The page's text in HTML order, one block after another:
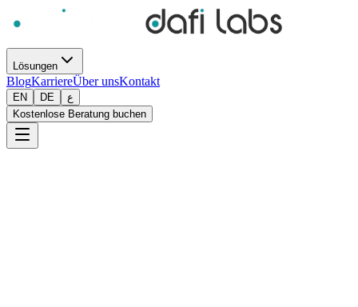
Lösungen
BlogKarriereÜber unsKontakt
EN DE
ع
Kostenlose Beratung buchen